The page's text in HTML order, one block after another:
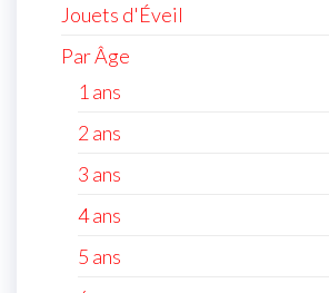
Jouets d'Éveil
Par Âge
1 ans
2 ans
3 ans
4 ans
5 ans